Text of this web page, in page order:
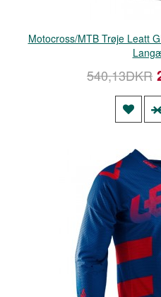
Motocross/MTB Trøje Leatt
540,13DKR